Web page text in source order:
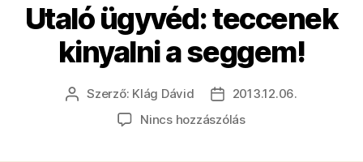
Utaló ügyvéd: teccenek
kinyalni a seggem!
Bejegyzés
szerzője
Szerző: Klág Dávid
Bejegyzés
dátuma
2013.12.06.
Nincs hozzászólása(z)